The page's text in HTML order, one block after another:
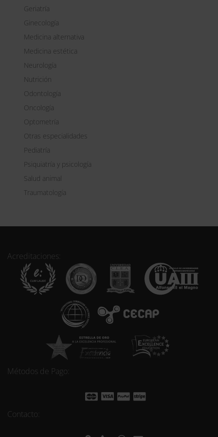
v
Geriatría
Ginecología
Medicina alternativa
Medicina estética
Neurología
Nutrición
Odontología
Oncología
Optometría
Otras especialidades
Pediatría
Psiquiatría y psicología
Salud animal
Traumatología
Acreditaciones:
Métodos de Pago:
Contacto: